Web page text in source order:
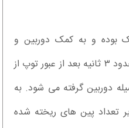
بوده و به کمک دوربین و
توسط نرم‌افزار انجام می شود. حدود ۳ ثانیه بعد از عبور توپ از
دوربین گرفته می شود. به
تعداد پین های ریخته شده